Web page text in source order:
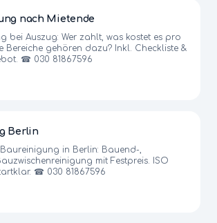
nach Mietende
bei Auszug: Wer zahlt, was kostet es pro
Bereiche gehören dazu? Inkl. Checkliste &
☎ 030 81867596
Berlin
in Berlin: Bauend-,
mit Festpreis. ISO
☎ 030 81867596